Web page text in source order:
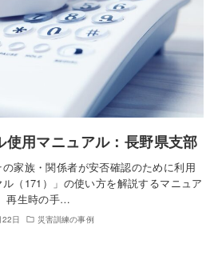
使用マニュアル：長野県支部
家族・関係者が安否確認のために利用
（171）」の使い方を解説するマニュア
再生時の手…
日 災害訓練の事例